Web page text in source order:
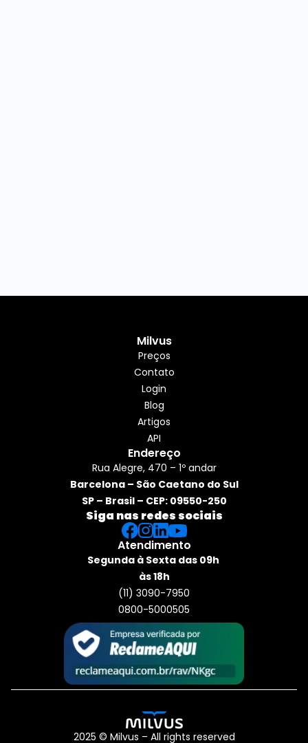
Milvus
Preços
Contato
Login
Blog
Artigos
API
Endereço
Rua Alegre, 470 – 1º andar
Barcelona – São Caetano do Sul
SP – Brasil – CEP: 09550-250
Siga nas redes sociais
Atendimento
Segunda à Sexta das 09h
às 18h
(11) 3090-7950
0800-5000505
2025 © Milvus – All rights reserved